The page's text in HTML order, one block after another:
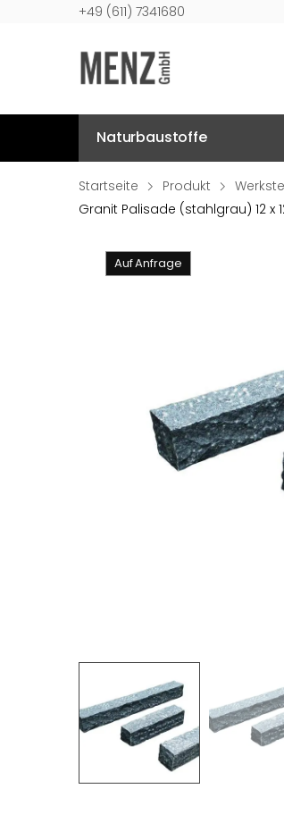
+49 (611) 7341680
Naturbaustoffe
Startseite Produkt
Granit Palisade (stahlgrau) 12 x
Auf Anfrage